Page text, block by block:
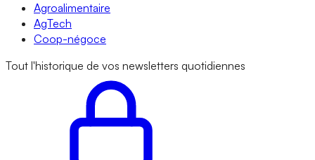
Agroalimentaire
AgTech
Coop-négoce
Tout l'historique de vos newsletters quotidiennes